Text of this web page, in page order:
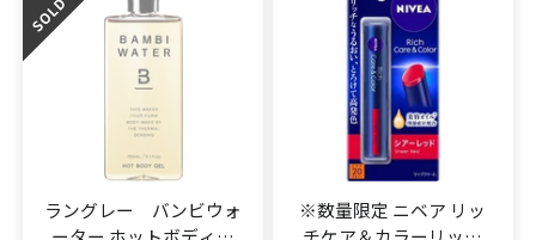
ラングレー バンビウォ
※数量限定 ニベア リッ